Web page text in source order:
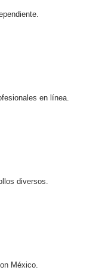
en línea.
diversos.
México.